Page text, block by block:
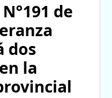
de
dos
la